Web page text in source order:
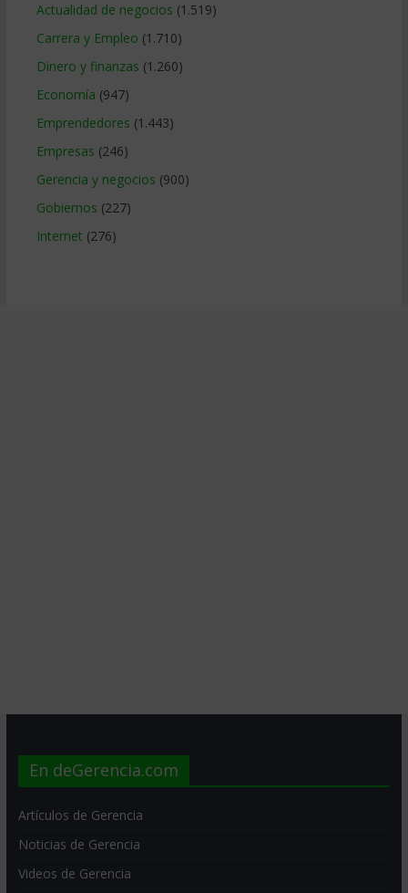
Actualidad de negocios (1.519)
Carrera y Empleo (1.710)
Dinero y finanzas (1.260)
Economía (947)
Emprendedores (1.443)
Empresas (246)
Gerencia y negocios (900)
Gobiernos (227)
Internet (276)
En deGerencia.com
Artículos de Gerencia
Noticias de Gerencia
Videos de Gerencia